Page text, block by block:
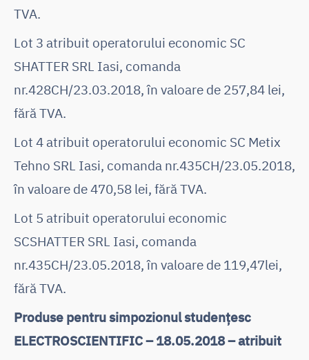
TVA.
Lot 3 atribuit operatorului economic SC
SHATTER SRL Iasi, comanda
nr.428CH/23.03.2018, în valoare de 257,84 lei,
fără TVA.
Lot 4 atribuit operatorului economic SC Metix
Tehno SRL Iasi, comanda nr.435CH/23.05.2018,
în valoare de 470,58 lei, fără TVA.
Lot 5 atribuit operatorului economic
SCSHATTER SRL Iasi, comanda
nr.435CH/23.05.2018, în valoare de 119,47lei,
fără TVA.
Produse pentru simpozionul studențesc
ELECTROSCIENTIFIC – 18.05.2018 – atribuit